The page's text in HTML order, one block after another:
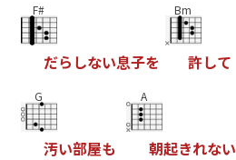
F#
だら しない息子を
Bm
許して
G
汚い部屋も
A
朝起きれない